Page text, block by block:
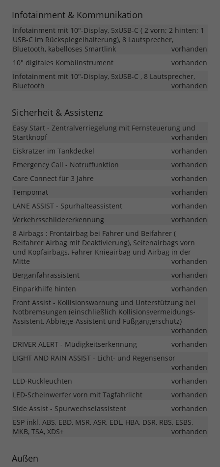
Infotainment & Kommunikation
Infotainment mit 10"-Display, 5xUSB-C ( 2 vorn; 2 hinten; 1
USB-C im Rückspiegelhalterung), 8 Lautsprecher,
Bluetooth, kabelloses Smartlink
vorhanden
10" digitales Kombiinstrument
vorhanden
Infotainment mit 10"-Display, 5xUSB-C , 8 Lautsprecher,
Bluetooth
vorhanden
Sicherheit & Assistenz
Easy Start - Zentralverriegelung mit Fernsteuerung und
Startknopf
vorhanden
Eiskratzer im Tankdeckel
vorhanden
Emergency Call - Notruffunktion
vorhanden
Care Connect für 3 Jahre
vorhanden
Tempomat
vorhanden
LANE ASSIST - Spurhalteassistent
vorhanden
Verkehrsschildererkennung
vorhanden
8 Airbags : Frontairbag bei Fahrer und Beifahrer (
Beifahrer Airbag mit Deaktivierung), Seitenairbags vorn
und Kopfairbags, Fahrer Knieairbag und Airbag in der
Mitte
vorhanden
Berganfahrassistent
vorhanden
Einparkhilfe hinten
vorhanden
Front Assist - Kollisionswarnung und Unterstützung bei
Notbremsungen (einschließlich Kollisionsvermeidungs-
Assistent, Abbiege-Assistent und Fußgängerschutz)
vorhanden
DRIVER ALERT - Müdigkeitserkennung
vorhanden
LIGHT AND RAIN ASSIST - Licht- und Regensensor
vorhanden
LED-Rückleuchten
vorhanden
LED-Scheinwerfer vorn mit Tagfahrlicht
vorhanden
Side Assist - Spurwechselassistent
vorhanden
ESP inkl. ABS, EBD, MSR, ASR, EDL, HBA, DSR, RBS, ESBS,
MKB, TSA, XDS+
vorhanden
Außen